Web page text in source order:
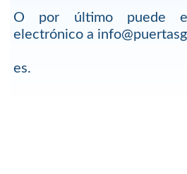
O por último puede
electrónico a
es.